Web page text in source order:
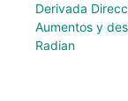
Derivada
Aumentos y
Radian